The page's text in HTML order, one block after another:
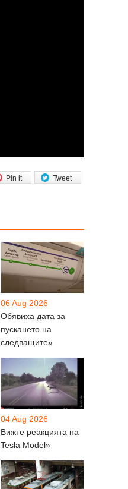
Tweet
Pin it
06 Aug 2026
Обявиха дата за
пускането на
следващите»
04 Aug 2026
Вижте реакцията на
Tesla Model»